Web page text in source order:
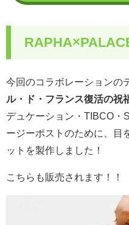
今回のコラボレーションの
ル・ド・フランス復活の祝
デュケーション・TIBCO・
ージーポストのために、目
ットを製作しました！
こちらも販売されます！！